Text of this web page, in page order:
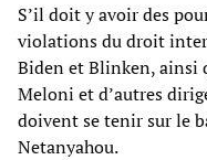
S’il doit y avoir des
violations du droit
Biden et Blinken, ainsi
Meloni et d’autres
doivent se tenir sur le
Netanyahou.